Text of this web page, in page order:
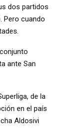
dos partidos
Pero cuando
ante San
de la
en el país
Aldosivi